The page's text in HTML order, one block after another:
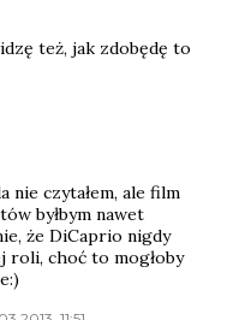
też, jak zdobędę to
nie czytałem, ale film
byłbym nawet
że DiCaprio nigdy
roli, choć to mogłoby